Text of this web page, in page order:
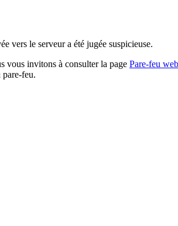
vers le serveur a été jugée suspicieuse.
vous invitons à consulter la page Pare-feu
pare-feu.